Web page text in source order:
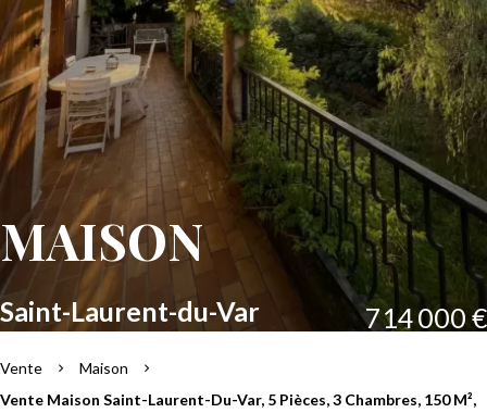
MAISON
Saint-Laurent-du-Var 714 000 €
Vente
Maison
Vente Maison Saint-Laurent-Du-Var, 5 Pièces, 3 Chambres, 150 M²,